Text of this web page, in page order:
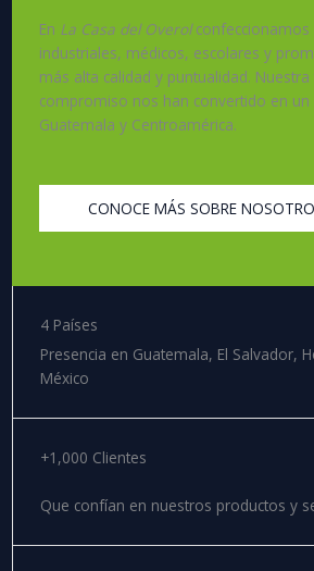
En La Casa del Overolconfeccionamos
industriales, médicos, escolares y
más alta calidad y puntualidad.
compromiso nos han convertido en
Guatemala y Centroamérica.
CONOCE MÁS SOBRE
4 Países
Presencia en Guatemala, El Salvador,
México
+1,000 Clientes
Que confían en nuestros productos y